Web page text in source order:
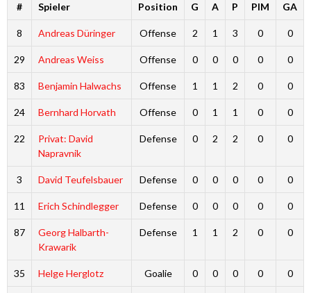
# Spieler Position G A P PIM GA
8 Andreas Düringer Offense 2 1 3 0 0
29 Andreas Weiss Offense 0 0 0 0 0
83 Benjamin Halwachs Offense 1 1 2 0 0
24 Bernhard Horvath Offense 0 1 1 0 0
22
Privat: David
Napravnik
Defense 0 2 2 0 0
3 David Teufelsbauer Defense 0 0 0 0 0
11 Erich Schindlegger Defense 0 0 0 0 0
87
Georg Halbarth-
Krawarik
Defense 1 1 2 0 0
35 Helge Herglotz Goalie 0 0 0 0 0